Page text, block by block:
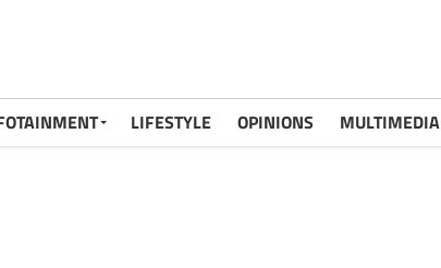
LIFESTYLE OPINIONS MULTIMEDIA